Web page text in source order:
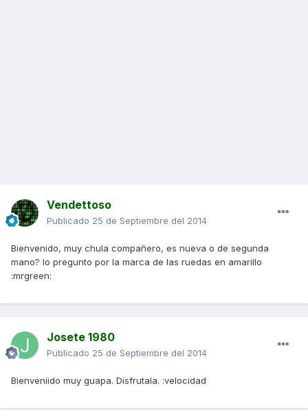
Vendettoso
Publicado 25 de Septiembre del 2014
Bienvenido, muy chula compañero, es nueva o de segunda
mano? lo pregunto por la marca de las ruedas en amarillo
:mrgreen:
Josete 1980
Publicado 25 de Septiembre del 2014
Bienveniido muy guapa. Disfrutala. :velocidad